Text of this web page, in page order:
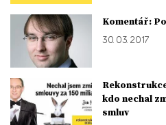
Komentář:
30. 03. 2017
kdo nechal
smluv